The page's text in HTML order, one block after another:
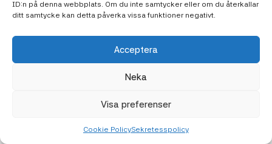
ID:n på denna webbplats. Om du inte samtycker eller om du återkallar
ditt samtycke kan detta påverka vissa funktioner negativt.
Acceptera
Neka
Visa preferenser
Cookie PolicySekretesspolicy
Vanliga misstag vid platsbyggda